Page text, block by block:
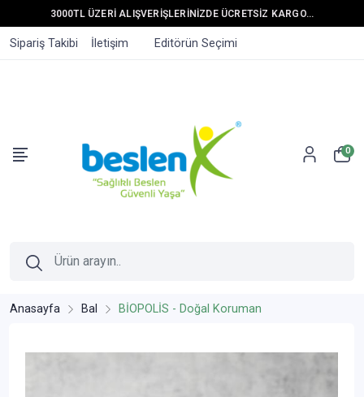
3000TL ÜZERİ ALIŞVERİŞLERİNİZDE ÜCRETSİZ KARGO...
Sipariş Takibi İletişim Editörün Seçimi
0
Anasayfa Bal BİOPOLİS - Doğal Koruman